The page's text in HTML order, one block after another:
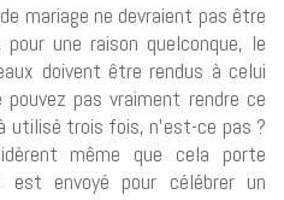
mariage ne devraient pas être
une raison quelconque, le
doivent être rendus à celui
pas vraiment rendre ce
utilisé trois fois, n’est-ce pas ?
même que cela porte
est envoyé pour célébrer un